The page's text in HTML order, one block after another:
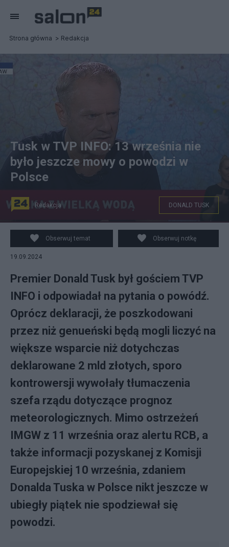
Strona główna Redakcja
Tusk w TVP INFO: 13 września nie
było jeszcze mowy o powodzi w
Polsce
Redakcja DONALD TUSK
Obserwuj temat Obserwuj notkę
19.09.2024
Premier Donald Tusk był gościem TVP
INFO i odpowiadał na pytania o powódź.
Oprócz deklaracji, że poszkodowani
przez niż genueński będą mogli liczyć na
większe wsparcie niż dotychczas
deklarowane 2 mld złotych, sporo
kontrowersji wywołały tłumaczenia
szefa rządu dotyczące prognoz
meteorologicznych. Mimo ostrzeżeń
IMGW z 11 września oraz alertu RCB, a
także informacji pozyskanej z Komisji
Europejskiej 10 września, zdaniem
Donalda Tuska w Polsce nikt jeszcze w
ubiegły piątek nie spodziewał się
powodzi.